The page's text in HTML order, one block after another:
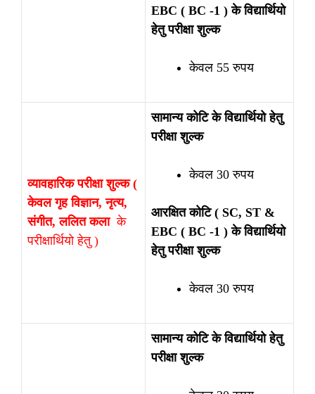
EBC ( BC -1 ) के विद्यार्थियो
हेतु परीक्षा शुल्क
केवल 55 रुपय
व्यावहारिक परीक्षा शुल्क (
केवल गृह विज्ञान, नृत्य,
संगीत, ललित कला के
परीक्षार्थियो हेतु )
सामान्य कोटि के विद्यार्थियो हेतु
परीक्षा शुल्क
केवल 30 रुपय
आरक्षित कोटि ( SC, ST &
EBC ( BC -1 ) के विद्यार्थियो
हेतु परीक्षा शुल्क
केवल 30 रुपय
सामान्य कोटि के विद्यार्थियो हेतु
परीक्षा शुल्क